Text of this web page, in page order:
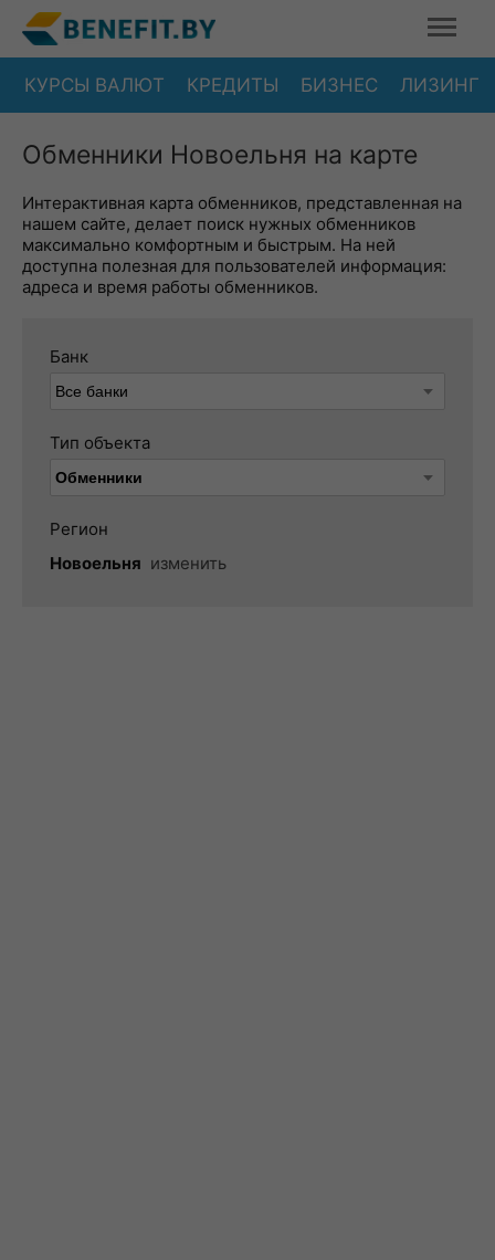
КУРСЫ ВАЛЮТ КРЕДИТЫ БИЗНЕС ЛИЗИНГ
Обменники Новоельня на карте
Интерактивная карта обменников, представленная на
нашем сайте, делает поиск нужных обменников
максимально комфортным и быстрым. На ней
доступна полезная для пользователей информация:
адреса и время работы обменников.
Банк
Тип объекта
Регион
Новоельня изменить